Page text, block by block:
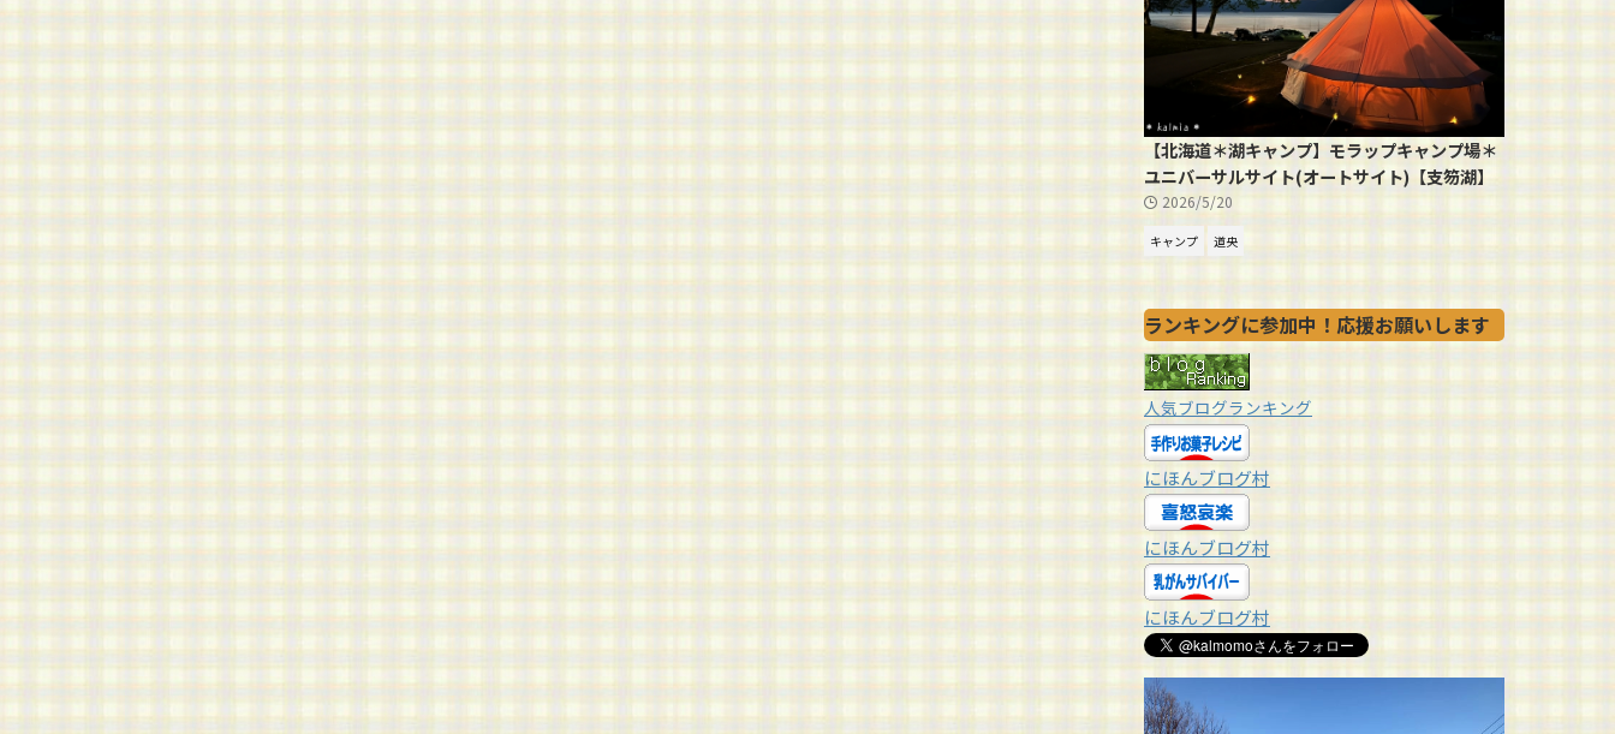
【北海道＊湖キャンプ】モラップキャンプ場＊
ユニバーサルサイト(オートサイト)【支笏湖】
2026/5/20
キャンプ 道央
ランキングに参加中！応援お願いします
人気ブログランキング
にほんブログ村
にほんブログ村
にほんブログ村